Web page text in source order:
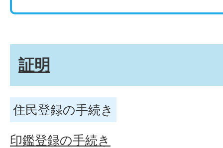
証明
住民登録の手続き
印鑑登録の手続き